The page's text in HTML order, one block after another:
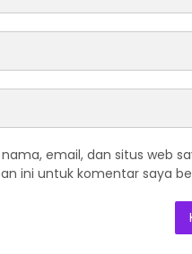
email, dan situs web
ini untuk komentar saya